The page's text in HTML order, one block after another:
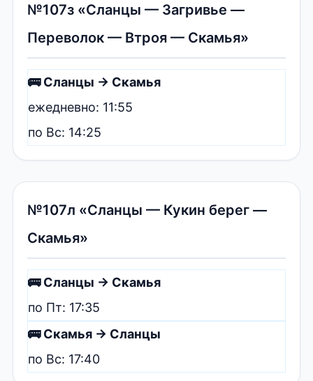
№107з «Сланцы — Загривье —
Переволок — Втроя — Скамья»
🚌 Сланцы → Скамья
ежедневно: 11:55
по Вс: 14:25
№107л «Сланцы — Кукин берег —
Скамья»
🚌 Сланцы → Скамья
по Пт: 17:35
🚌 Скамья → Сланцы
по Вс: 17:40